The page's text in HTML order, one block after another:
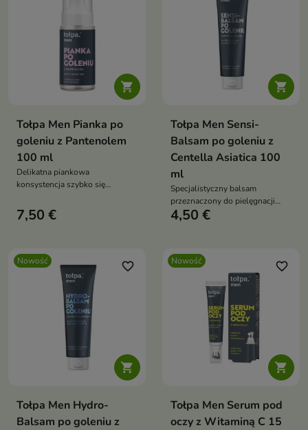

Tołpa Men Pianka po
goleniu z Pantenolem
100 ml
Delikatna piankowa
konsystencja szybko się
podrażnienia oraz zmniejszyć
uczucie pieczenia i napięcia
7,50 €

Tołpa Men Sensi-
Balsam po goleniu z
Centella Asiatica 100
ml
Specjalistyczny balsam
przeznaczony do pielęgnacji
męskiej skóry po goleniu,
4,50 €
Nowość

favorite_border
Tołpa Men Hydro-
Balsam po goleniu z
Nowość

favorite_border
Tołpa Men Serum pod
oczy z Witaminą C 15